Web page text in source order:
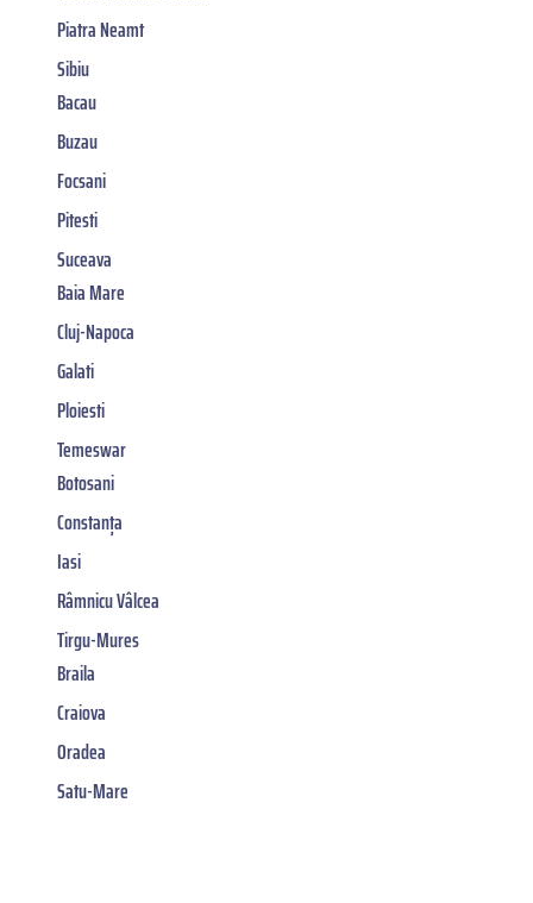
Piatra Neamt
Sibiu
Bacau
Buzau
Focsani
Pitesti
Suceava
Baia Mare
Cluj-Napoca
Galati
Ploiesti
Temeswar
Botosani
Constanța
Iasi
Râmnicu Vâlcea
Tirgu-Mures
Braila
Craiova
Oradea
Satu-Mare